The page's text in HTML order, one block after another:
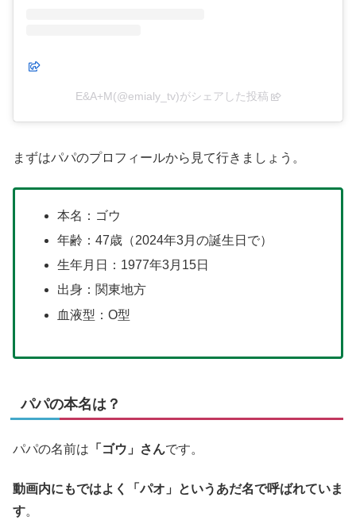
E&A+M(@emialy_tv)がシェアした投稿
まずはパパのプロフィールから見て行きましょう。
本名：ゴウ
年齢：47歳（2024年3月の誕生日で）
生年月日：1977年3月15日
出身：関東地方
血液型：O型
パパの本名は？
パパの名前は 「ゴウ」さんです。
動画内にもではよく「パオ」というあだ名で呼ばれていま
す。